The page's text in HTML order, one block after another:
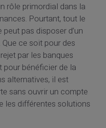
rôle primordial dans la
Pourtant, tout le
pas disposer d’un
ce soit pour des
par les banques
bénéficier de la
alternatives, il est
sans ouvrir un compte
les différentes solutions